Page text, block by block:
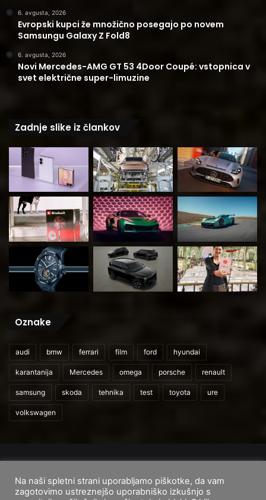
6. avgusta, 2026
Evropski kupci že množično posegajo po novem
Samsungu Galaxy Z Fold8
6. avgusta, 2026
Novi Mercedes-AMG GT 53 4Door Coupé: vstopnica v
svet električne super-limuzine
Zadnje slike iz člankov
Oznake
audi bmw ferrari film ford hyundai
karantanija Mercedes omega porsche renault
samsung skoda tehnika test toyota ure
volkswagen
Domov
O nas Cenik storitev Pogoji uporabe
Na naši spletni strani uporabljamo piškotke, da vam
zagotovimo ustreznejšo uporabniško izkušnjo s